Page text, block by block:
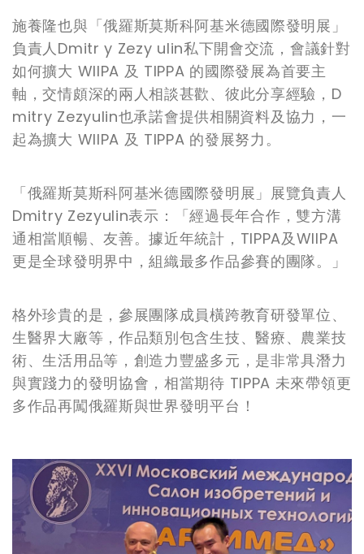
施養隆也與「俄羅斯莫斯科阿基米德國際發明展」
負責人Dmitr y Zezy ulin私下開會交流，會議針對
如何擴大 WIIPA 及 TIPPA 的國際發展為首要主
軸，交情頗深的兩人相談甚歡、彼此分享經驗，D
mitry Zezyulin也承諾會提供相關資料及協力，一
起為擴大 WIIPA 及 TIPPA 的發展努力。
「俄羅斯莫斯科阿基米德國際發明展」展覽負責人
Dmitry Zezyulin表示：「經過長年合作，雙方溝
通相當順暢、友善。據近年統計，TIPPA及WIIPA
更是全球發明界中，組織最多作品參賽的團隊。」
格外珍貴的是，參展團隊成員橫跨教育研發單位、
生醫界大廠等，作品類別包含生技、醫療、農業技
術、生活用品等，創造力豐盛多元，是非常具潛力
與實踐力的發明協會，相當期待 TIPPA 未來帶領更
多作品再闖俄羅斯與世界發明平台！